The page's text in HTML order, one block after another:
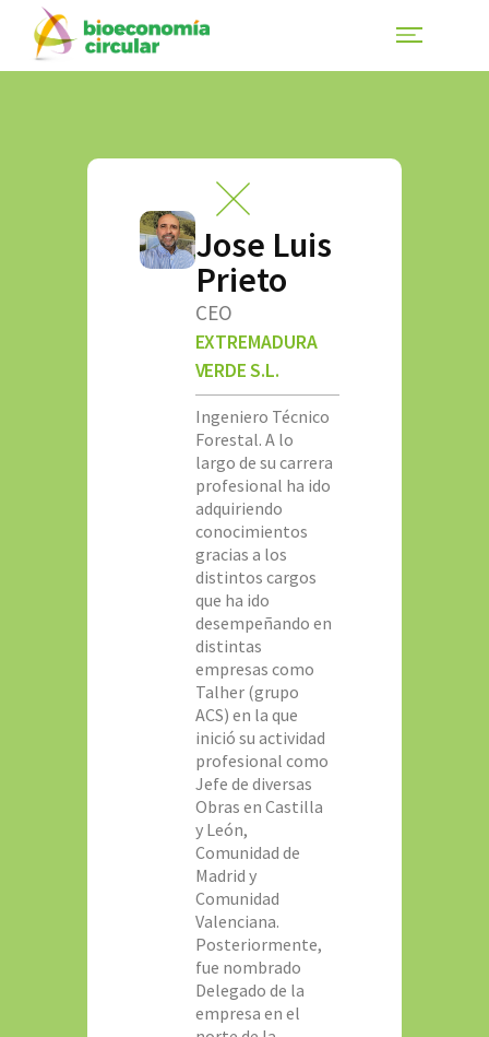
Jose Luis
Prieto
CEO
EXTREMADURA
VERDE S.L.
Ingeniero Técnico
Forestal. A lo
largo de su carrera
profesional ha ido
adquiriendo
conocimientos
gracias a los
distintos cargos
que ha ido
desempeñando en
distintas
empresas como
Talher (grupo
ACS) en la que
inició su actividad
profesional como
Jefe de diversas
Obras en Castilla
y León,
Comunidad de
Madrid y
Comunidad
Valenciana.
Posteriormente,
fue nombrado
Delegado de la
empresa en el